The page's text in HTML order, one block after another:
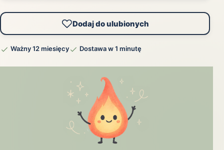
Dodaj do ulubionych
Ważny 12 miesięcy Dostawa w 1 minutę